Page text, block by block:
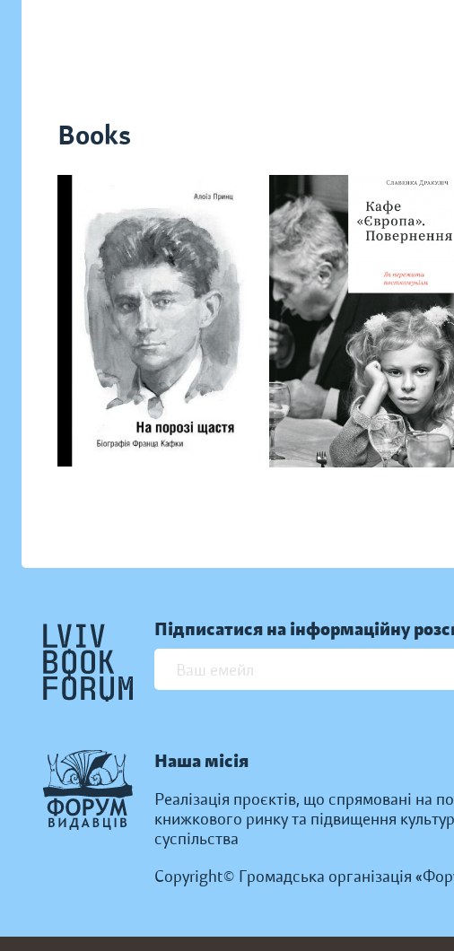
Books
Підписатися на інформаційну
Наша місія
Реалізація проєктів, що спрямовані на
книжкового ринку та підвищення
суспільства
Copyright© Громадська організація